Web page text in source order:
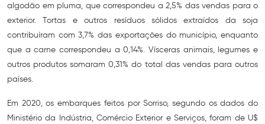
algodão em pluma, que correspondeu a 2,5% das vendas para o
exterior. Tortas e outros resíduos sólidos extraídos da soja
contribuíram com 3,7% das exportações do município, enquanto
que a carne correspondeu a 0,14%. Vísceras animais, legumes e
outros produtos somaram 0,31% do total das vendas para outros
países.
Em 2020, os embarques feitos por Sorriso, segundo os dados do
Ministério da Indústria, Comércio Exterior e Serviços, foram de U$